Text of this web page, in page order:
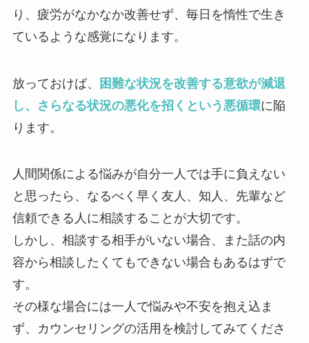
り、疲労がなかなか改善せず、毎日を惰性で生き
ているような感覚になります。
放っておけば、
困難な状況を改善する意欲が減退
し、さらなる状況の悪化を招くという悪循環に陥
ります。
人間関係による悩みが自分一人では手に負えない
と思ったら、なるべく早く友人、知人、先輩など
信頼できる人に相談することが大切です。
しかし、相談する相手がいない場合、また話の内
容から相談したくてもできない場合もあるはずで
す。
その様な場合には一人で悩みや不安を抱え込ま
ず、カウンセリングの活用を検討してみてくださ